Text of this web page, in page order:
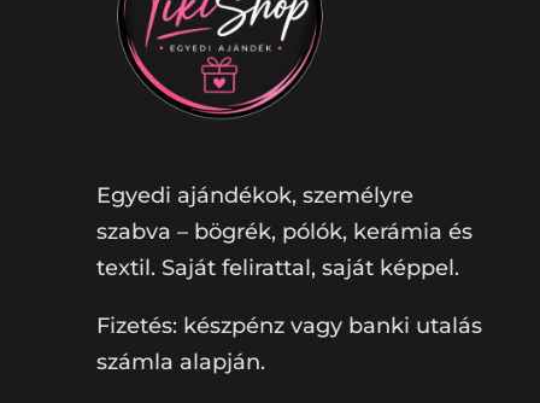
Egyedi ajándékok, személyre
szabva – bögrék, pólók, kerámia és
textil. Saját felirattal, saját képpel.
Fizetés: készpénz vagy banki utalás
számla alapján.